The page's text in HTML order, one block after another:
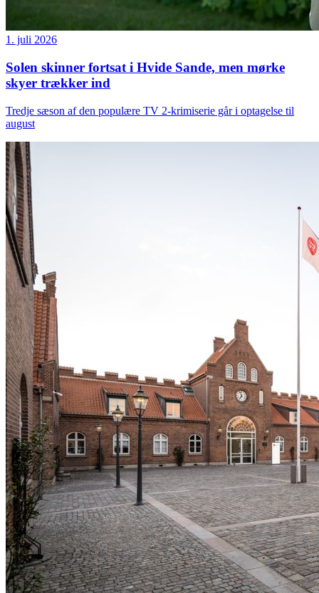
1. juli 2026
Solen skinner fortsat i Hvide Sande, men mørke
skyer trækker ind
Tredje sæson af den populære TV 2-krimiserie går i optagelse til
august